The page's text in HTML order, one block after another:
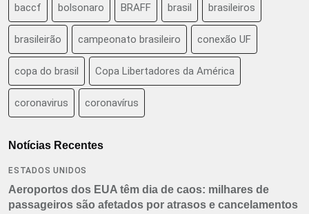
baccf bolsonaro BRAFF brasil brasileiros
brasileirão campeonato brasileiro conexão UF
copa do brasil Copa Libertadores da América
coronavirus coronavírus
Notícias Recentes
ESTADOS UNIDOS
Aeroportos dos EUA têm dia de caos: milhares de
passageiros são afetados por atrasos e cancelamentos